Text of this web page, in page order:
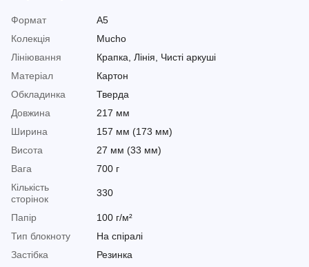
Формат
A5
Колекція
Mucho
Лініювання
Крапка, Лінія, Чисті аркуші
Матеріал
Картон
Обкладинка
Тверда
Довжина
217 мм
Ширина
157 мм (173 мм)
Висота
27 мм (33 мм)
Вага
700 г
Кількість
сторінок
330
Папір
100 г/м²
Тип блокноту
На спіралі
Застібка
Резинка